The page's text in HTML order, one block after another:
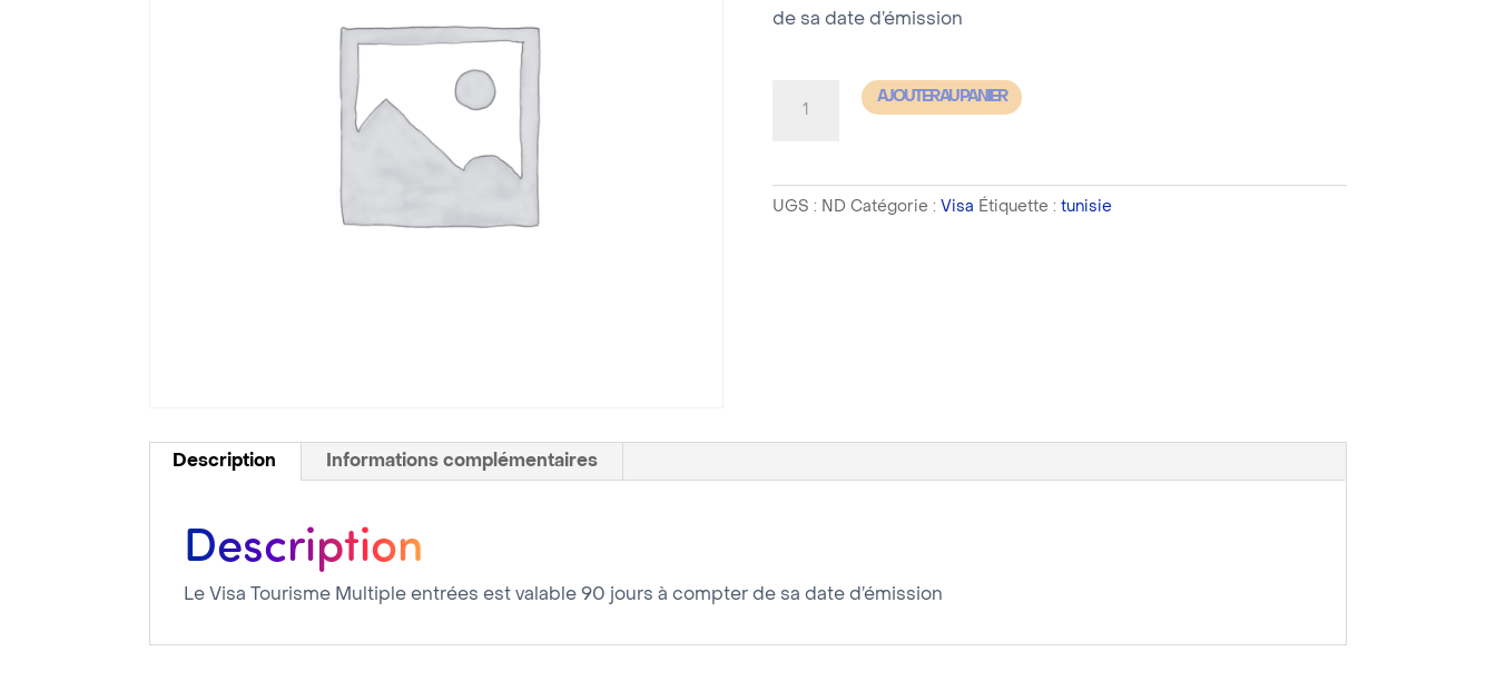
de sa date d’émission
-
Tunisie
AJOUTER AU PANIER
UGS : ND Catégorie : Visa Étiquette : tunisie
Description Informations complémentaires
Description
Le Visa Tourisme Multiple entrées est valable 90 jours à compter de sa date d’émission